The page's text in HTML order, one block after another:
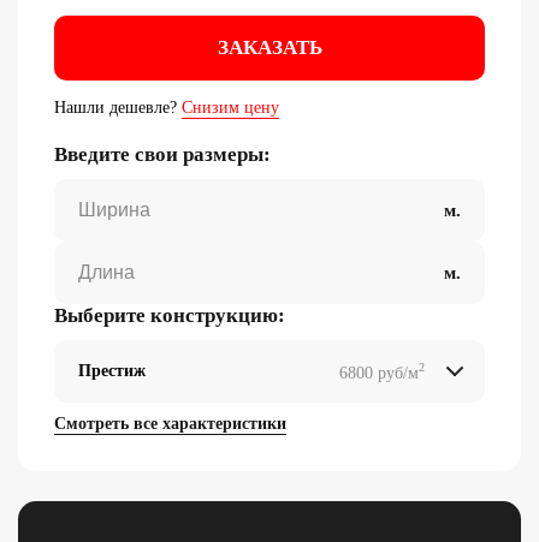
ЗАКАЗАТЬ
Нашли дешевле? Снизим цену
Введите свои размеры:
Выберите конструкцию:
Престиж 6800 руб/м2
Смотреть все характеристики